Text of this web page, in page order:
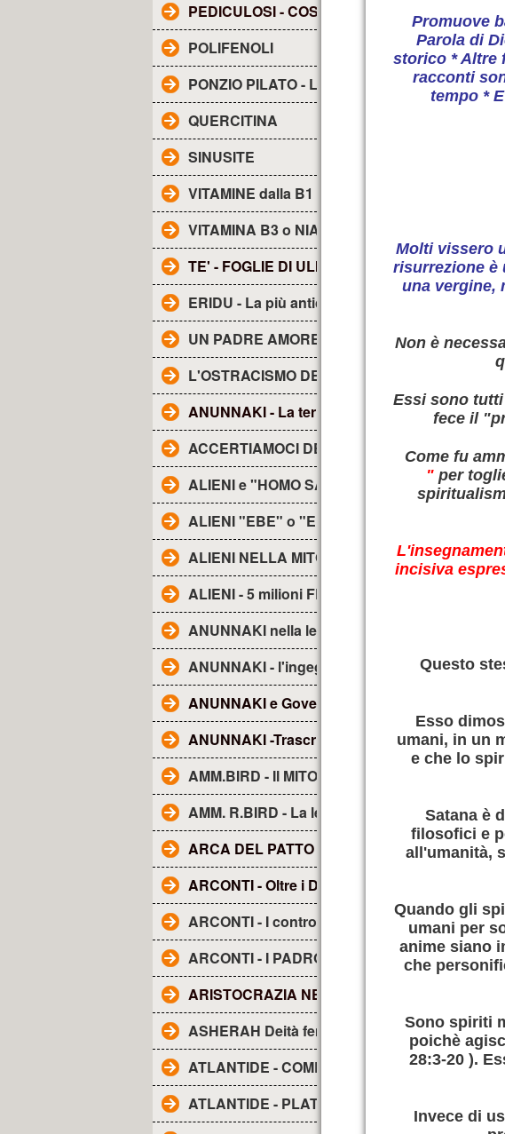
PEDICULOSI - COS'E'?
POLIFENOLI
PONZIO PILATO - Lettera a TIBERIO
QUERCITINA
SINUSITE
VITAMINE dalla B1 alla B17
VITAMINA B3 o NIACINA
TE' - FOGLIE DI ULIVO
ERIDU - La più antica città del mondo
UN PADRE AMOREVOLE -
L'OSTRACISMO DEI TG
ANUNNAKI - La terra degli......
ACCERTIAMOCI DELLE COSE INSEGNATE
ALIENI e "HOMO SAPIENS"
ALIENI "EBE" o "EBENS"-
ALIENI NELLA MITOLOGIA
ALIENI - 5 milioni FRA NOI
ANUNNAKI nella lett. religiosa
ANUNNAKI - l'ingegneria genetica
ANUNNAKI e Governo Ombra
ANUNNAKI -Trascrizione dal filmato
AMM.BIRD - Il MITO della TERRA CAVA
AMM. R.BIRD - La leggenda della TERRA
ARCA DEL PATTO O DELL'ALLEANZA
ARCONTI - Oltre i Demoni e gli Angeli
ARCONTI - I controllori segreti della razza
ARCONTI - I PADRONI DEL MONDO
ARISTOCRAZIA NERA. La..
ASHERAH Deità femminile
ATLANTIDE - COME I RE DIVENTARONO DEI
ATLANTIDE - PLATONE
Promuove
Parola di
storico * Altre
racconti
tempo *
Molti vissero
risurrezione è
una vergine,
Non è
Essi sono
fece il
Come fu
"per
incisiva
Questo
Esso
umani, in un
e che lo
Satana è
filosofici e
all'umanità,
Quando gli
umani per
anime siano
che
Sono spiriti
poichè
28:3-20 ).
Invece di